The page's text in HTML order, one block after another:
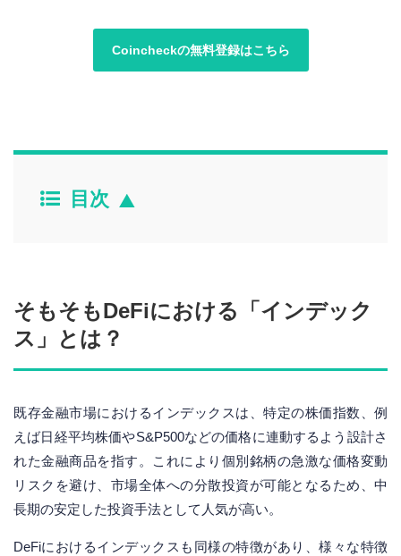
Coincheckの無料登録はこちら
目次
そもそもDeFiにおける「インデック
ス」とは？
既存金融市場におけるインデックスは、特定の株価指数、例
えば日経平均株価やS&P500などの価格に連動するよう設計さ
れた金融商品を指す。これにより個別銘柄の急激な価格変動
リスクを避け、市場全体への分散投資が可能となるため、中
長期の安定した投資手法として人気が高い。
DeFiにおけるインデックスも同様の特徴があり、様々な特徴